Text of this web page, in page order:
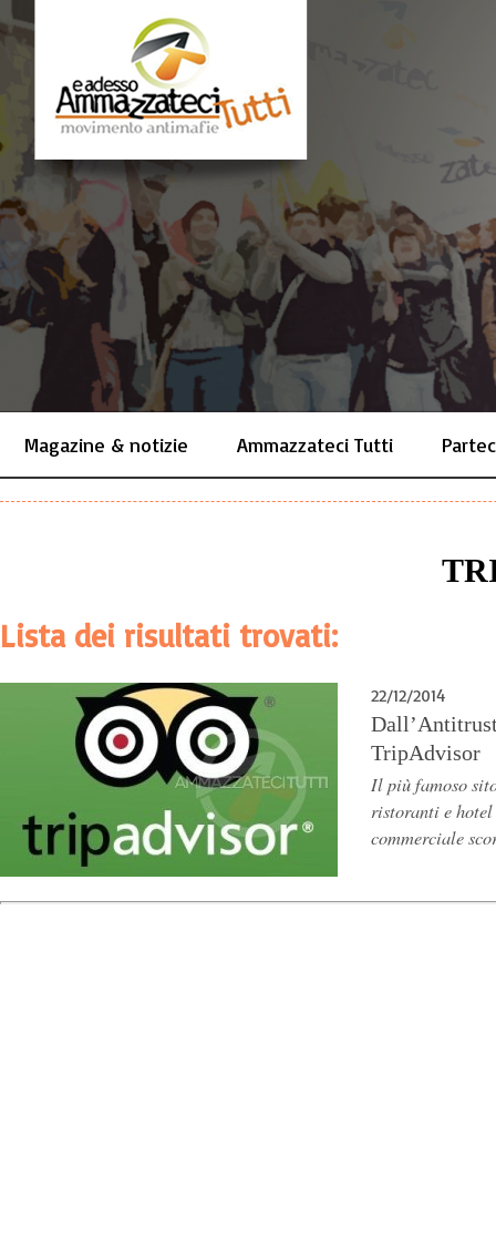
Magazine & notizie Ammazzateci Tutti
Lista dei risultati trovati:
22/12/2014
TripAdvisor
Il più famoso
ristoranti e
commerciale